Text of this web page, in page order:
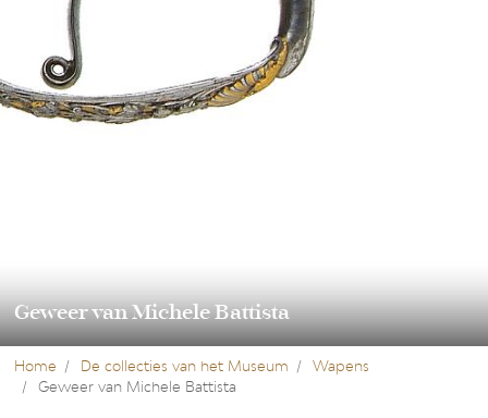
Geweer van Michele Battista
Home De collecties van het Museum
Wapens
Geweer van Michele Battista